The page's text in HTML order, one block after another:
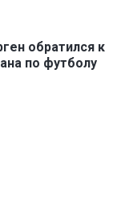
обратился к
по футболу